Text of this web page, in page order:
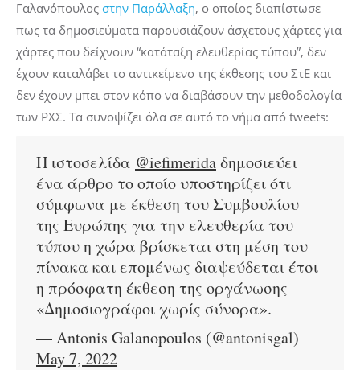
Γαλανόπουλος στην Παράλλαξη, ο οποίος διαπίστωσε
πως τα δημοσιεύματα παρουσιάζουν άσχετους χάρτες για
χάρτες που δείχνουν “κατάταξη ελευθερίας τύπου”, δεν
έχουν καταλάβει το αντικείμενο της έκθεσης του ΣτΕ και
δεν έχουν μπει στον κόπο να διαβάσουν την μεθοδολογία
των ΡΧΣ. Τα συνοψίζει όλα σε αυτό το νήμα από tweets:
H ιστοσελίδα @iefimeridaδημοσιεύει
ένα άρθρο το οποίο υποστηρίζει ότι
σύμφωνα με έκθεση του Συμβουλίου
της Ευρώπης για την ελευθερία του
τύπου η χώρα βρίσκεται στη μέση του
πίνακα και επομένως διαψεύδεται έτσι
η πρόσφατη έκθεση της οργάνωσης
«Δημοσιογράφοι χωρίς σύνορα».
— Antonis Galanopoulos (@antonisgal)
May 7, 2022